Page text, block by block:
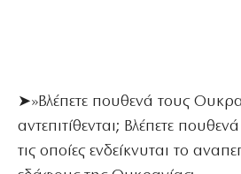
➤»Βλέπετε πουθενά τους
αντεπιτίθενται; Βλέπετε
τις οποίες ενδείκνυται το